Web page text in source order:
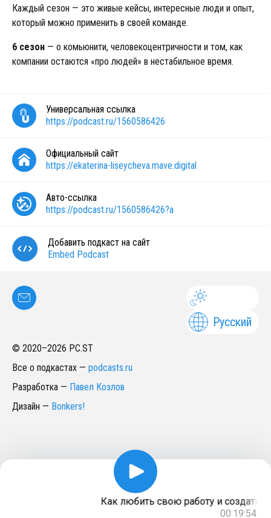
Каждый сезон — это живые кейсы, интересные люди и опыт,
который можно применить в своей команде.
6 сезон — о комьюнити, человекоцентричности и том, как
компании остаются «про людей» в нестабильное время.
Универсальная ссылка
https://podcast.ru/1560586426
Официальный сайт
https://ekaterina-liseycheva.mave.digital
Авто-ссылка
https://podcast.ru/1560586426?a
Добавить подкаст на сайт
Embed Podcast
Русский
© 2020–2026 PC.ST
Все о подкастах — podcasts.ru
Разработка — Павел Козлов
Дизайн — Bonkers!
Как любить свою работу и создать
00:19:54